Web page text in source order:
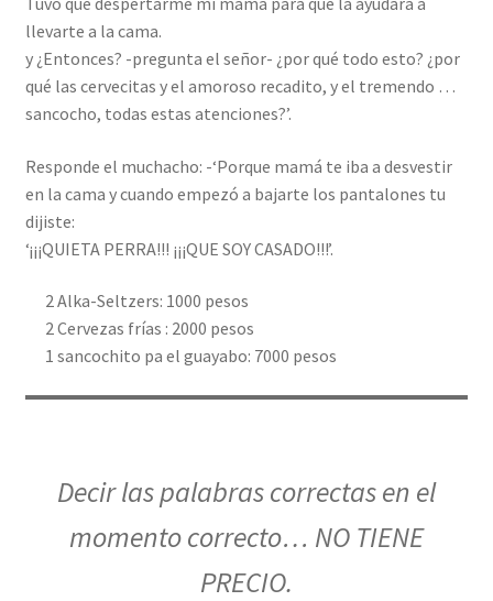
llevarte a la cama.
y ¿Entonces? -pregunta el señor- ¿por qué todo esto? ¿por
qué las cervecitas y el amoroso recadito, y el tremendo …
sancocho, todas estas atenciones?’.
Responde el muchacho: -‘Porque mamá te iba a desvestir
en la cama y cuando empezó a bajarte los pantalones tu
dijiste:
‘¡¡¡QUIETA PERRA!!! ¡¡¡QUE SOY CASADO!!!’.
2 Alka-Seltzers: 1000 pesos
2 Cervezas frías : 2000 pesos
1 sancochito pa el guayabo: 7000 pesos
Decir las palabras correctas en el
momento correcto… NO TIENE
PRECIO.